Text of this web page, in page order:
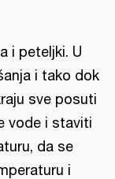
i peteljki. U
i tako dok
sve posuti
vode i staviti
da se
i